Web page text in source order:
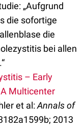
„Aufgrund
die sofortige
die
bei allen
– Early
Multicenter
et al:Annals of
2013